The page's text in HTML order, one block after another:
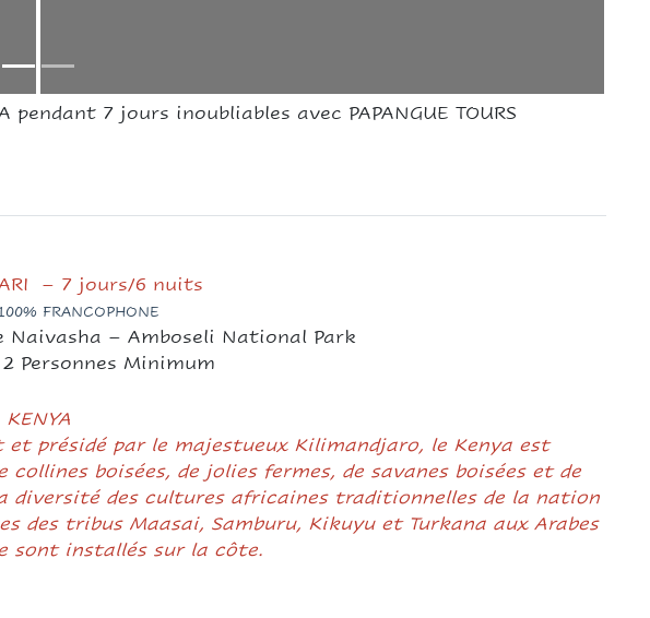
7 jours inoubliables avec PAPANGUE TOURS
– 7 jours/6 nuits
FRANCOPHONE
– Amboseli National Park
Personnes Minimum
KENYA
et présidé par le majestueux Kilimandjaro, le Kenya est
boisées, de jolies fermes, de savanes boisées et de
diversité des cultures africaines traditionnelles de la nation
des tribus Maasai, Samburu, Kikuyu et Turkana aux Arabes
sont installés sur la côte.